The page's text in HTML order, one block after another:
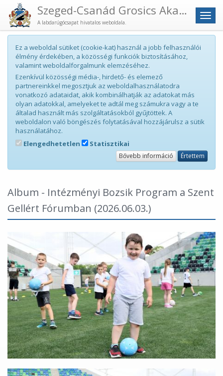
Menü
Szeged-Csanád Grosics Akadémia
A labdarúgócsapat hivatalos weboldala.
Ez a weboldal sütiket (cookie-kat) használ a jobb felhasználói
élmény érdekében, a közösségi funkciók biztosításához,
valamint weboldalforgalmunk elemzéséhez.
Ezenkívül közösségi média-, hirdető- és elemező
partnereinkkel megosztjuk az weboldalhasználatodra
vonatkozó adataidat, akik kombinálhatják az adatokat más
olyan adatokkal, amelyeket te adtál meg számukra vagy a te
általad használt más szolgáltatásokból gyűjtöttek. A
weboldalon való böngészés folytatásával hozzájárulsz a sütik
használatához.
Elengedhetetlen
Statisztikai
Bővebb információ Értettem
Album - Intézményi Bozsik Program a Szent
Gellért Fórumban (2026.06.03.)